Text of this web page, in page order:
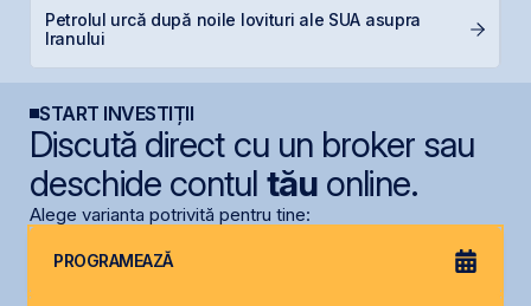
Petrolul urcă după noile lovituri ale SUA asupra
Iranului
START INVESTIȚII
Discută direct cu un broker sau
deschide contul tăuonline.
Alege varianta potrivită pentru tine:
PROGRAMEAZĂ